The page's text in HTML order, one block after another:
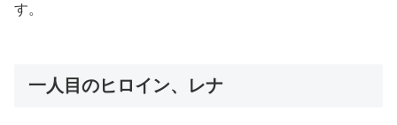
す。
一人目のヒロイン、レナ